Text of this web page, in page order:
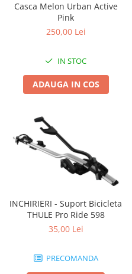
Casca Melon Urban Active
Pink
250,00 Lei
IN STOC
ADAUGA IN COS
INCHIRIERI - Suport Bicicleta
THULE Pro Ride 598
35,00 Lei
PRECOMANDA